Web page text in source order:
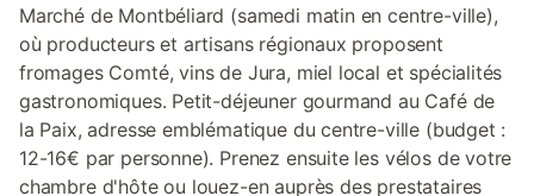
Marché de Montbéliard (samedi matin en centre-ville),
où producteurs et artisans régionaux proposent
fromages Comté, vins de Jura, miel local et spécialités
gastronomiques. Petit-déjeuner gourmand au Café de
la Paix, adresse emblématique du centre-ville (budget :
12-16€ par personne). Prenez ensuite les vélos de votre
chambre d'hôte ou louez-en auprès des prestataires